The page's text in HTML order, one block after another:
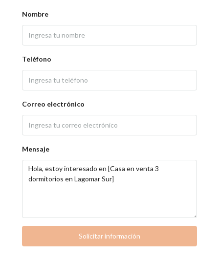
Nombre
Teléfono
Correo electrónico
Mensaje
Solicitar información